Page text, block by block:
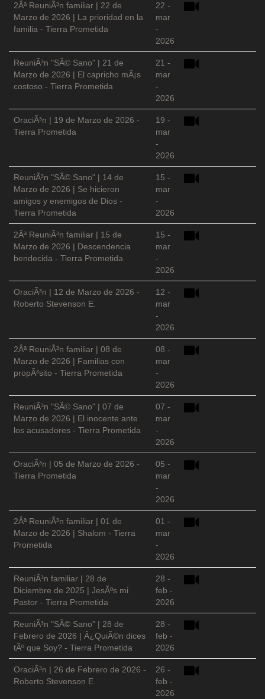
2Âª ReuniÃ³n familiar | 22 de
Marzo de 2026 | La prioridad en la
familia - Tierra Prometida
22 -
mar
-
2026
ReuniÃ³n "SÃ© Sano" | 21 de
Marzo de 2026 | El capricho mÃ¡s
costoso - Tierra Prometida
21 -
mar
-
2026
OraciÃ³n | 19 de Marzo de 2026 -
Tierra Prometida
19 -
mar
-
2026
ReuniÃ³n "SÃ© Sano" | 14 de
Marzo de 2026 | Se hicieron
amigos y enemigos de Dios -
Tierra Prometida
15 -
mar
-
2026
2Âª ReuniÃ³n familiar | 15 de
Marzo de 2026 | Descendencia
bendecida - Tierra Prometida
15 -
mar
-
2026
OraciÃ³n | 12 de Marzo de 2026 -
Roberto Stevenson E.
12 -
mar
-
2026
2Âª ReuniÃ³n familiar | 08 de
Marzo de 2026 | Familias con
propÃ³sito - Tierra Prometida
08 -
mar
-
2026
ReuniÃ³n "SÃ© Sano" | 07 de
Marzo de 2026 | El inocente ante
los acusadores - Tierra Prometida
07 -
mar
-
2026
OraciÃ³n | 05 de Marzo de 2026 -
Tierra Prometida
05 -
mar
-
2026
2Âª ReuniÃ³n familiar | 01 de
Marzo de 2026 | Shalom - Tierra
Prometida
01 -
mar
-
2026
ReuniÃ³n familiar | 28 de
Diciembre de 2025 | JesÃºs mi
Pastor - Tierra Prometida
28 -
feb -
2026
ReuniÃ³n "SÃ© Sano" | 28 de
Febrero de 2026 | Â¿QuiÃ©n dices
tÃº que Soy? - Tierra Prometida
28 -
feb -
2026
OraciÃ³n | 26 de Febrero de 2026 -
Roberto Stevenson E.
26 -
feb -
2026